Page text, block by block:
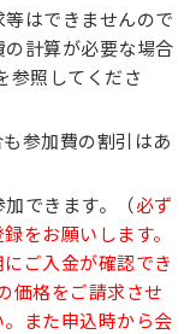
はできませんので
計算が必要な場合
参照してくださ
参加費の割引はあ
できます。（必ず
をお願いします。
ご入金が確認でき
価格をご請求させ
また申込時から会